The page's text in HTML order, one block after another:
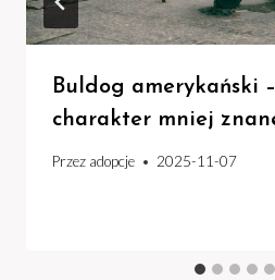
Buldog amerykański
charakter mniej
Przez adopcje 2025-11-07